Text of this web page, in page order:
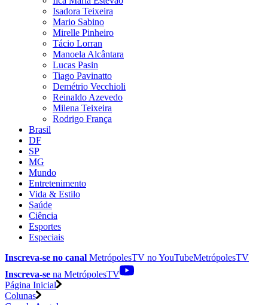
Isadora Teixeira
Mario Sabino
Mirelle Pinheiro
Tácio Lorran
Manoela Alcântara
Lucas Pasin
Tiago Pavinatto
Demétrio Vecchioli
Reinaldo Azevedo
Milena Teixeira
Rodrigo França
Brasil
DF
SP
MG
Mundo
Entretenimento
Vida & Estilo
Saúde
Ciência
Esportes
Especiais
Inscreva-se no canal MetrópolesTV noYouTubeMetrópolesTV
Inscreva-se na MetrópolesTV
Página Inicial
Colunas